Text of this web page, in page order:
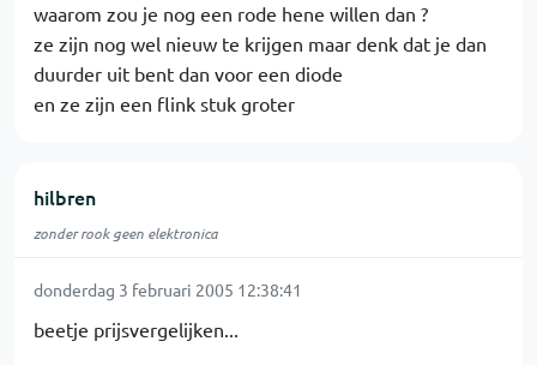
waarom zou je nog een rode hene willen dan ?
ze zijn nog wel nieuw te krijgen maar denk dat je dan
duurder uit bent dan voor een diode
en ze zijn een flink stuk groter
hilbren
zonder rook geen elektronica
donderdag 3 februari 2005 12:38:41
beetje prijsvergelijken...